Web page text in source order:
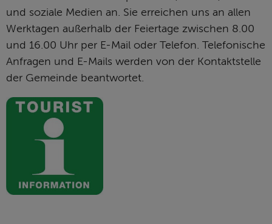
und soziale Medien an. Sie erreichen uns an allen
Werktagen außerhalb der Feiertage zwischen 8.00
und 16.00 Uhr per E-Mail oder Telefon. Telefonische
Anfragen und E-Mails werden von der Kontaktstelle
der Gemeinde beantwortet.